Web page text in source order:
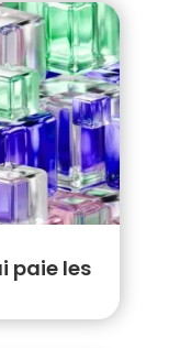
paie les